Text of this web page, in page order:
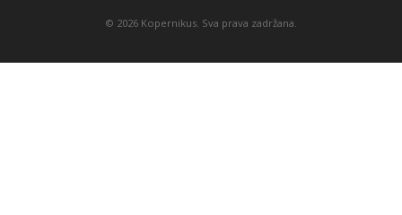
© 2026 Kopernikus. Sva prava zadržana.